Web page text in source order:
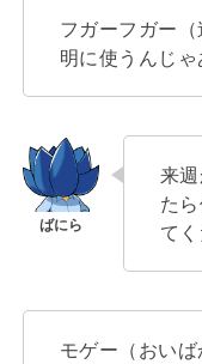
フガーフガー
明に使うんじゃ
来
た
て
モゲー（おいば